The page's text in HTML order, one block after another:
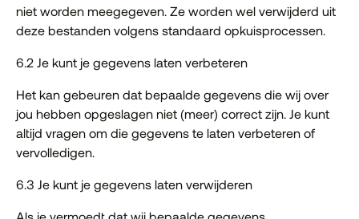
niet worden meegegeven. Ze worden wel verwijderd uit
deze bestanden volgens standaard opkuisprocessen.
6.2 Je kunt je gegevens laten verbeteren
Het kan gebeuren dat bepaalde gegevens die wij over
jou hebben opgeslagen niet (meer) correct zijn. Je kunt
altijd vragen om die gegevens te laten verbeteren of
vervolledigen.
6.3 Je kunt je gegevens laten verwijderen